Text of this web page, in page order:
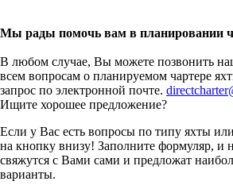
Мы рады помочь вам в планировании
В любом случае, Вы можете позвонить
всем вопросам о планируемом чартере
запрос по электронной почте.
Ищите хорошее предложение?
Если у Вас есть вопросы по типу яхты
на кнопку внизу! Заполните формуляр, и
свяжутся с Вами сами и предложат
варианты.